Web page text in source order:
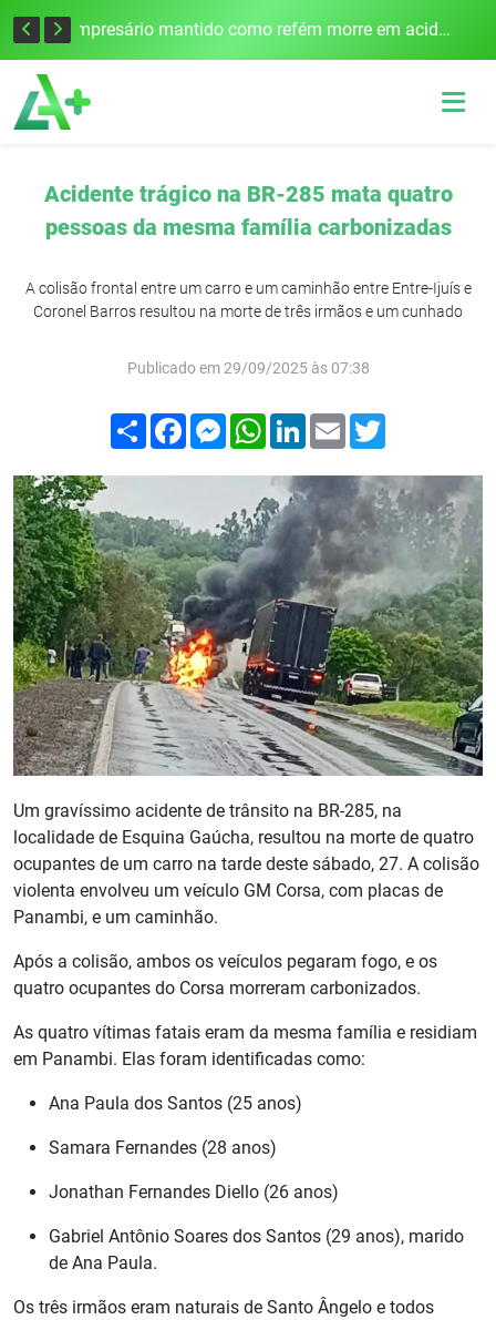
Edital para construção de ponte entre Itapiranga e Barra do Guarita deve ser lançado no segundo semestre Empresário mantido como refém morre em acidente após assalto em Cerro Largo
Acidente trágico na BR-285 mata quatro
pessoas da mesma família carbonizadas
A colisão frontal entre um carro e um caminhão entre Entre-Ijuís e
Coronel Barros resultou na morte de três irmãos e um cunhado
Publicado em 29/09/2025 às 07:38
Compartilhar
FacebookMessenger
WhatsApp
LinkedIn
Email
Um gravíssimo acidente de trânsito na BR-285, na
localidade de Esquina Gaúcha, resultou na morte de quatro
ocupantes de um carro na tarde deste sábado, 27. A colisão
violenta envolveu um veículo GM Corsa, com placas de
Panambi, e um caminhão.
Após a colisão, ambos os veículos pegaram fogo, e os
quatro ocupantes do Corsa morreram carbonizados.
As quatro vítimas fatais eram da mesma família e residiam
em Panambi. Elas foram identificadas como:
Ana Paula dos Santos (25 anos)
Samara Fernandes (28 anos)
Jonathan Fernandes Diello (26 anos)
Gabriel Antônio Soares dos Santos (29 anos), marido
de Ana Paula.
Os três irmãos eram naturais de Santo Ângelo e todos